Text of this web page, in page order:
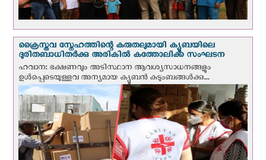
ക്രൈസ്തവ സ്നേഹത്തിന്റെ കരുതലുമായി ക്യൂബയിലെ
ദുരിതബാധിതർക്കു അരികിൽ കത്തോലിക്ക സംഘടന
ഹവാന: ഭക്ഷണവും അടിസ്ഥാന ആവശ്യസാധനങ്ങളും
ഉള്‍പ്പെടെയുള്ളവ അന്യമായ ക്യൂബൻ കുടുംബങ്ങൾക്കു...